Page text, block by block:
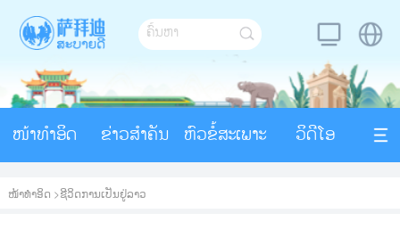
ໜ້າທຳອິດ ຂ່າວສຳຄັນ ຫົວຂໍ້ສະເພາະ ວິດີໂອ
ໜ້າທຳອິດ >ຊີວິດການເປັນຢູ່ລາວ